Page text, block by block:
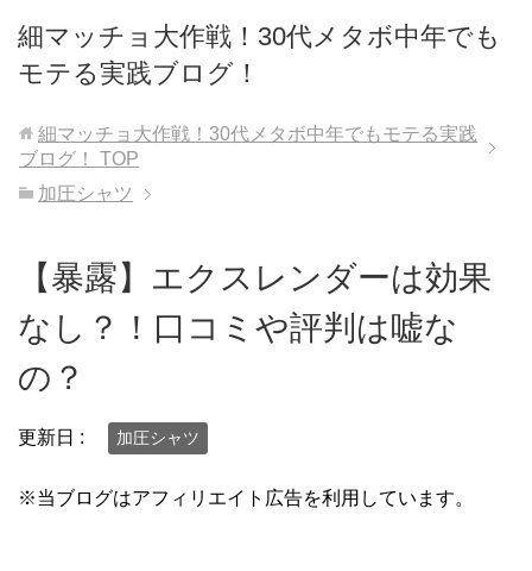
細マッチョ大作戦！30代メタボ中年でも
モテる実践ブログ！
細マッチョ大作戦！30代メタボ中年でもモテる実践
ブログ！
TOP
加圧シャツ
【暴露】エクスレンダーは効果
なし？！口コミや評判は嘘な
の？
更新日 : 加圧シャツ
※当ブログはアフィリエイト広告を利用しています。